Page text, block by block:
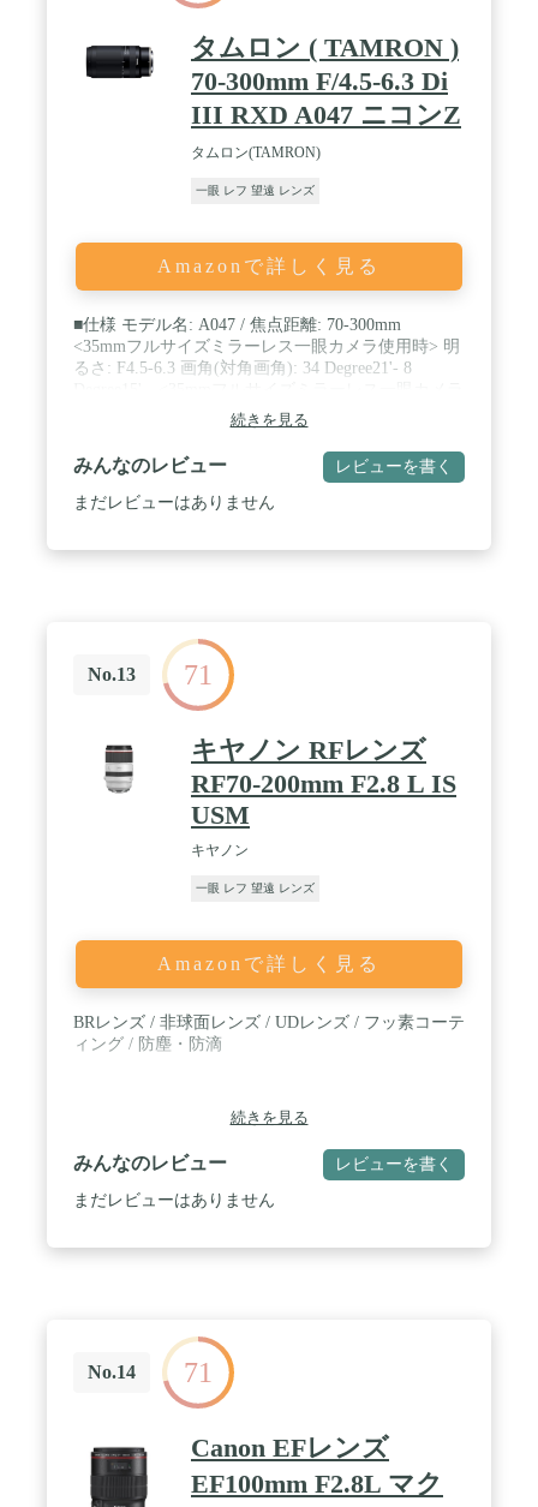
タムロン ( TAMRON )
70-300mm F/4.5-6.3 Di
III RXD A047 ニコンZ
タムロン(TAMRON)
一眼 レフ 望遠 レンズ
Amazonで詳しく見る
■仕様 モデル名: A047 / 焦点距離: 70-300mm
<35mmフルサイズミラーレス一眼カメラ使用時> 明
るさ: F4.5-6.3 画角(対角画角): 34 Degree21'- 8
使用時> レンズ構成: 10群15枚 最短撮影距離: 0.8m
(WIDE)/1.5m (TELE) 最大撮影倍率: 1:9.4 (WIDE) /
1:5.1 (TELE) フィルター径: φ67mm 最大径: φ77mm
長さ*: 150.3mm / 質量: 580g / 絞り羽根: 7枚 (円形絞
り)** 最小絞り: F22-32 標準付属品: 丸型フード、レ
続きを見る
みんなのレビュー レビューを書く
まだレビューはありません
No.13 71
キヤノン RFレンズ
RF70-200mm F2.8 L IS
USM
キヤノン
一眼 レフ 望遠 レンズ
Amazonで詳しく見る
BRレンズ / 非球面レンズ / UDレンズ / フッ素コーテ
ィング / 防塵・防滴
続きを見る
みんなのレビュー レビューを書く
まだレビューはありません
No.14 71
Canon EFレンズ
EF100mm F2.8L マク